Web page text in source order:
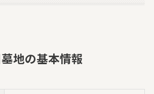
地の基本情報